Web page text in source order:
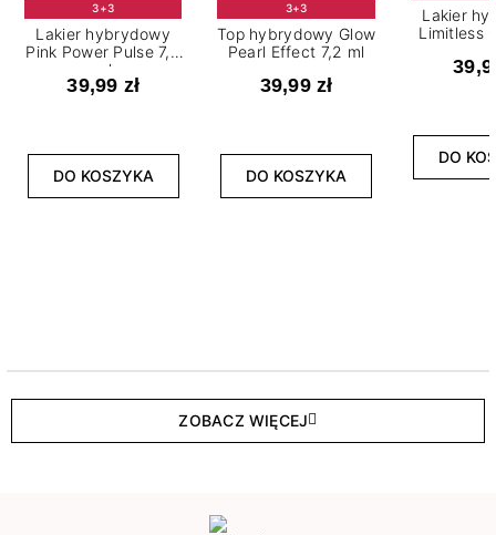
3+3
Lakier hybrydowy
Pink Power Pulse 7,2
ml
39,99 zł
DO KOSZYKA
3+3
Top hybrydowy Glow
Pearl Effect 7,2 ml
39,99 zł
DO KOSZYKA
Lakier
Limitless
DO
ZOBACZ WIĘCEJ